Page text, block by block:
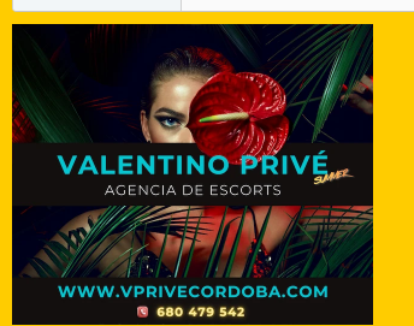
e
a
c
c
i
o
n
e
s
: